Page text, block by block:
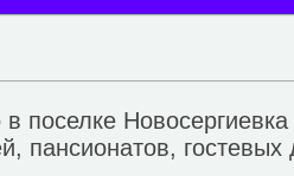
в поселке
пансионатов,